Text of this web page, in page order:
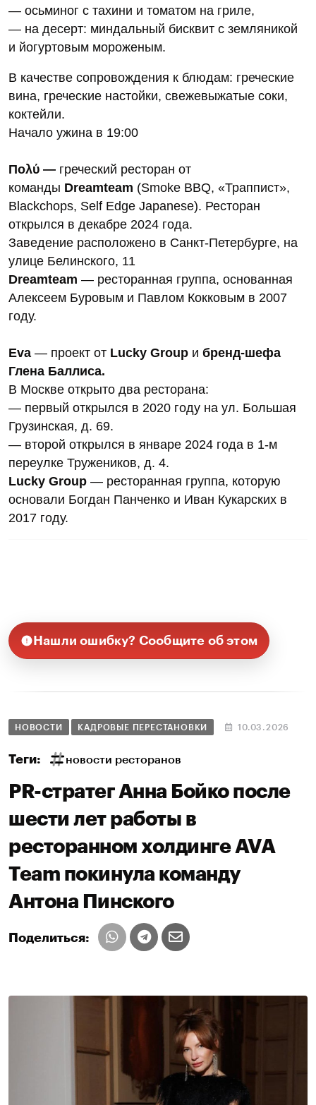
— осьминог с тахини и томатом на гриле,
— на десерт: миндальный бисквит с земляникой
и йогуртовым мороженым.
В качестве сопровождения к блюдам: греческие
вина, греческие настойки, свежевыжатые соки,
коктейли.
Начало ужина в 19:00
Πολύ — греческий ресторан от
команды Dreamteam (Smoke BBQ, «Траппист»,
Blackchops, Self Edge Japanese). Ресторан
открылся в декабре 2024 года.
Заведение расположено в Санкт-Петербурге, на
улице Белинского, 11
Dreamteam — ресторанная группа, основанная
Алексеем Буровым и Павлом Кокковым в 2007
году.
Eva — проект от Lucky Group и бренд-шефа
Глена Баллиса.
В Москве открыто два ресторана:
— первый открылся в 2020 году на ул. Большая
Грузинская, д. 69.
— второй открылся в январе 2024 года в 1-м
переулке Тружеников, д. 4.
Lucky Group — ресторанная группа, которую
основали Богдан Панченко и Иван Кукарских в
2017 году.
Нашли ошибку? Сообщите об этом
НОВОСТИ КАДРОВЫЕ ПЕРЕСТАНОВКИ 10.03.2026
Теги: новости ресторанов
PR-стратег Анна Бойко после
шести лет работы в
ресторанном холдинге AVA
Team покинула команду
Антона Пинского
Поделиться: